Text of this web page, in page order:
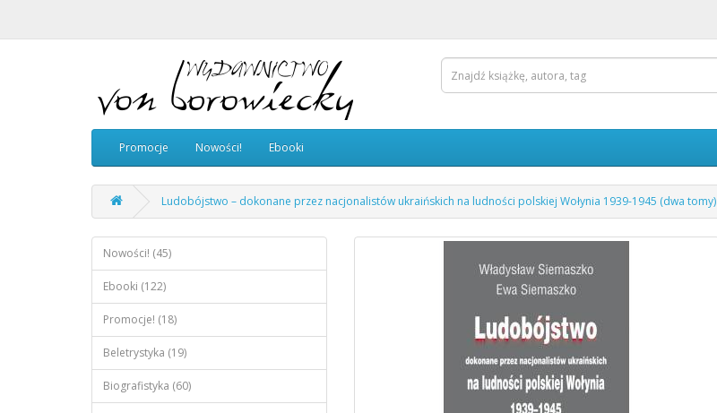
Promocje Nowości! Ebooki
Ludobójstwo – dokonane przez nacjonalistów ukraińskich na ludności polskiej Wołynia 1939-1945 (dwa tomy)
Nowości! (45)
Ebooki (122)
Promocje! (18)
Beletrystyka (19)
Biografistyka (60)